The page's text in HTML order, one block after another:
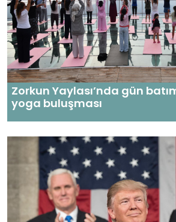
Zorkun Yaylası’nda gün
yoga buluşması